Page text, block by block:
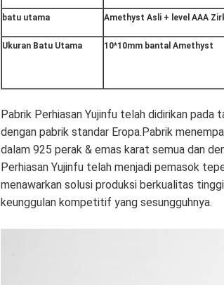
batu utama Amethyst Asli + level AAA
Ukuran Batu Utama 10*10mm bantal Amethyst
Pabrik Perhiasan Yujinfu telah didirikan pada
dengan pabrik standar Eropa.Pabrik
dalam 925 perak & emas karat semua dan
Perhiasan Yujinfu telah menjadi pemasok
menawarkan solusi produksi berkualitas
keunggulan kompetitif yang sesungguhnya.